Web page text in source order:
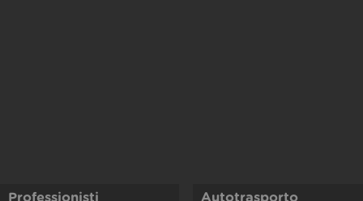
Professionisti Autotrasporto